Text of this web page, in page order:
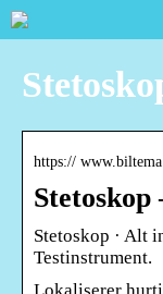
https://
Stetoskop
Stetoskop · Alt
Testinstrument.
Lokaliserer